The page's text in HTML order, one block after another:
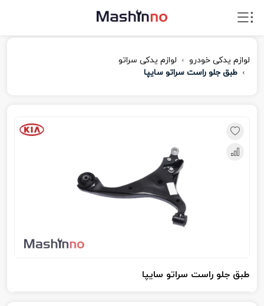
لوازم یدکی خودرو
لوازم یدکی سراتو
طبق جلو راست سراتو سایپا
طبق جلو راست سراتو سایپا